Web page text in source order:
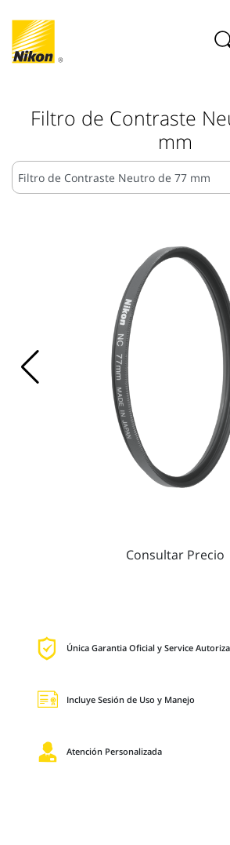
Filtro de Contraste
mm
Consultar Precio
Única Garantia Oficial y Service
Incluye Sesión de Uso y Manejo
Atención Personalizada